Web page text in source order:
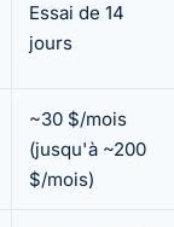
Essai de 14
jours
~30 $/mois
(jusqu'à ~200
$/mois)